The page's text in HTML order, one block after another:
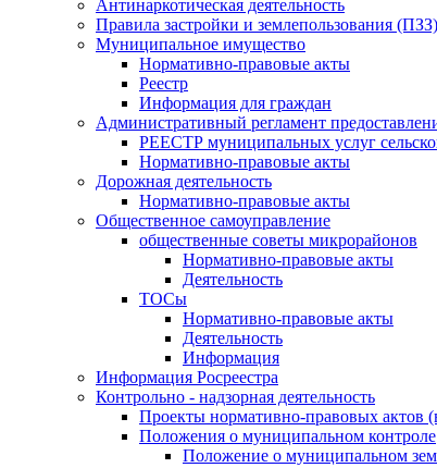
Антинаркотическая деятельность
Правила застройки и землепользования (ПЗЗ)
Муниципальное имущество
Нормативно-правовые акты
Реестр
Информация для граждан
Административный регламент
РЕЕСТР муниципальных услуг
Нормативно-правовые акты
Дорожная деятельность
Нормативно-правовые акты
Общественное самоуправление
общественные советы микрорайонов
Нормативно-правовые акты
Деятельность
ТОСы
Нормативно-правовые акты
Деятельность
Информация
Информация Росреестра
Контрольно - надзорная деятельность
Проекты нормативно-правовых актов
Положения о муниципальном контроле
Положение о муниципальном